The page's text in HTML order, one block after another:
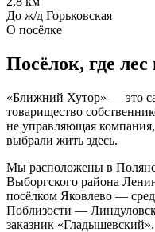
До ж/д Горьковская
О посёлке
Посёлок, где
«Ближний Хутор» — это
товарищество
не управляющая
выбрали жить здесь.
Мы расположены в
Выборгского района
посёлком Яковлево —
Поблизости —
заказник «Гладышевский».